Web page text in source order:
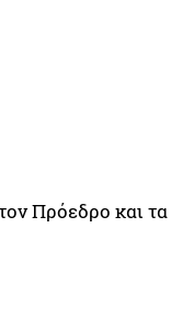
Πρόεδρο και τα